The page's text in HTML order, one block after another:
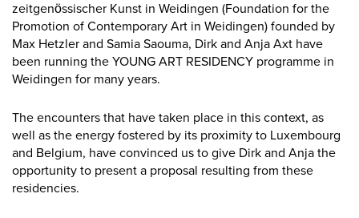
zeitgenössischer Kunst in Weidingen (Foundation for the
Promotion of Contemporary Art in Weidingen) founded by
Max Hetzler and Samia Saouma, Dirk and Anja Axt have
been running the YOUNG ART RESIDENCY programme in
Weidingen for many years.
The encounters that have taken place in this context, as
well as the energy fostered by its proximity to Luxembourg
and Belgium, have convinced us to give Dirk and Anja the
opportunity to present a proposal resulting from these
residencies.